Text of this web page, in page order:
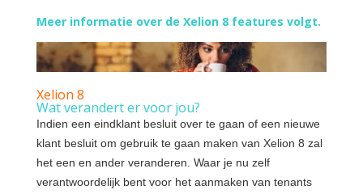
Meer informatie over de Xelion 8 features volgt.
Xelion 8
Wat verandert er voor jou?
Indien een eindklant besluit over te gaan of een nieuwe
klant besluit om gebruik te gaan maken van Xelion 8 zal
het een en ander veranderen. Waar je nu zelf
verantwoordelijk bent voor het aanmaken van tenants